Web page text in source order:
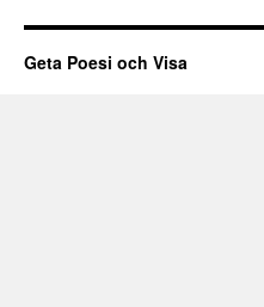
Geta Poesi och Visa